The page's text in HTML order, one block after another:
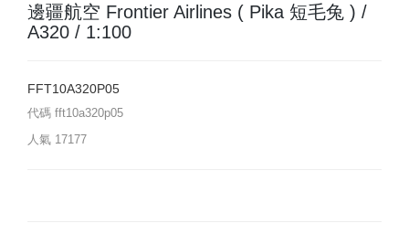
邊疆航空 Frontier Airlines ( Pika 短毛兔 ) /
A320 / 1:100
FFT10A320P05
代碼 fft10a320p05
人氣 17177